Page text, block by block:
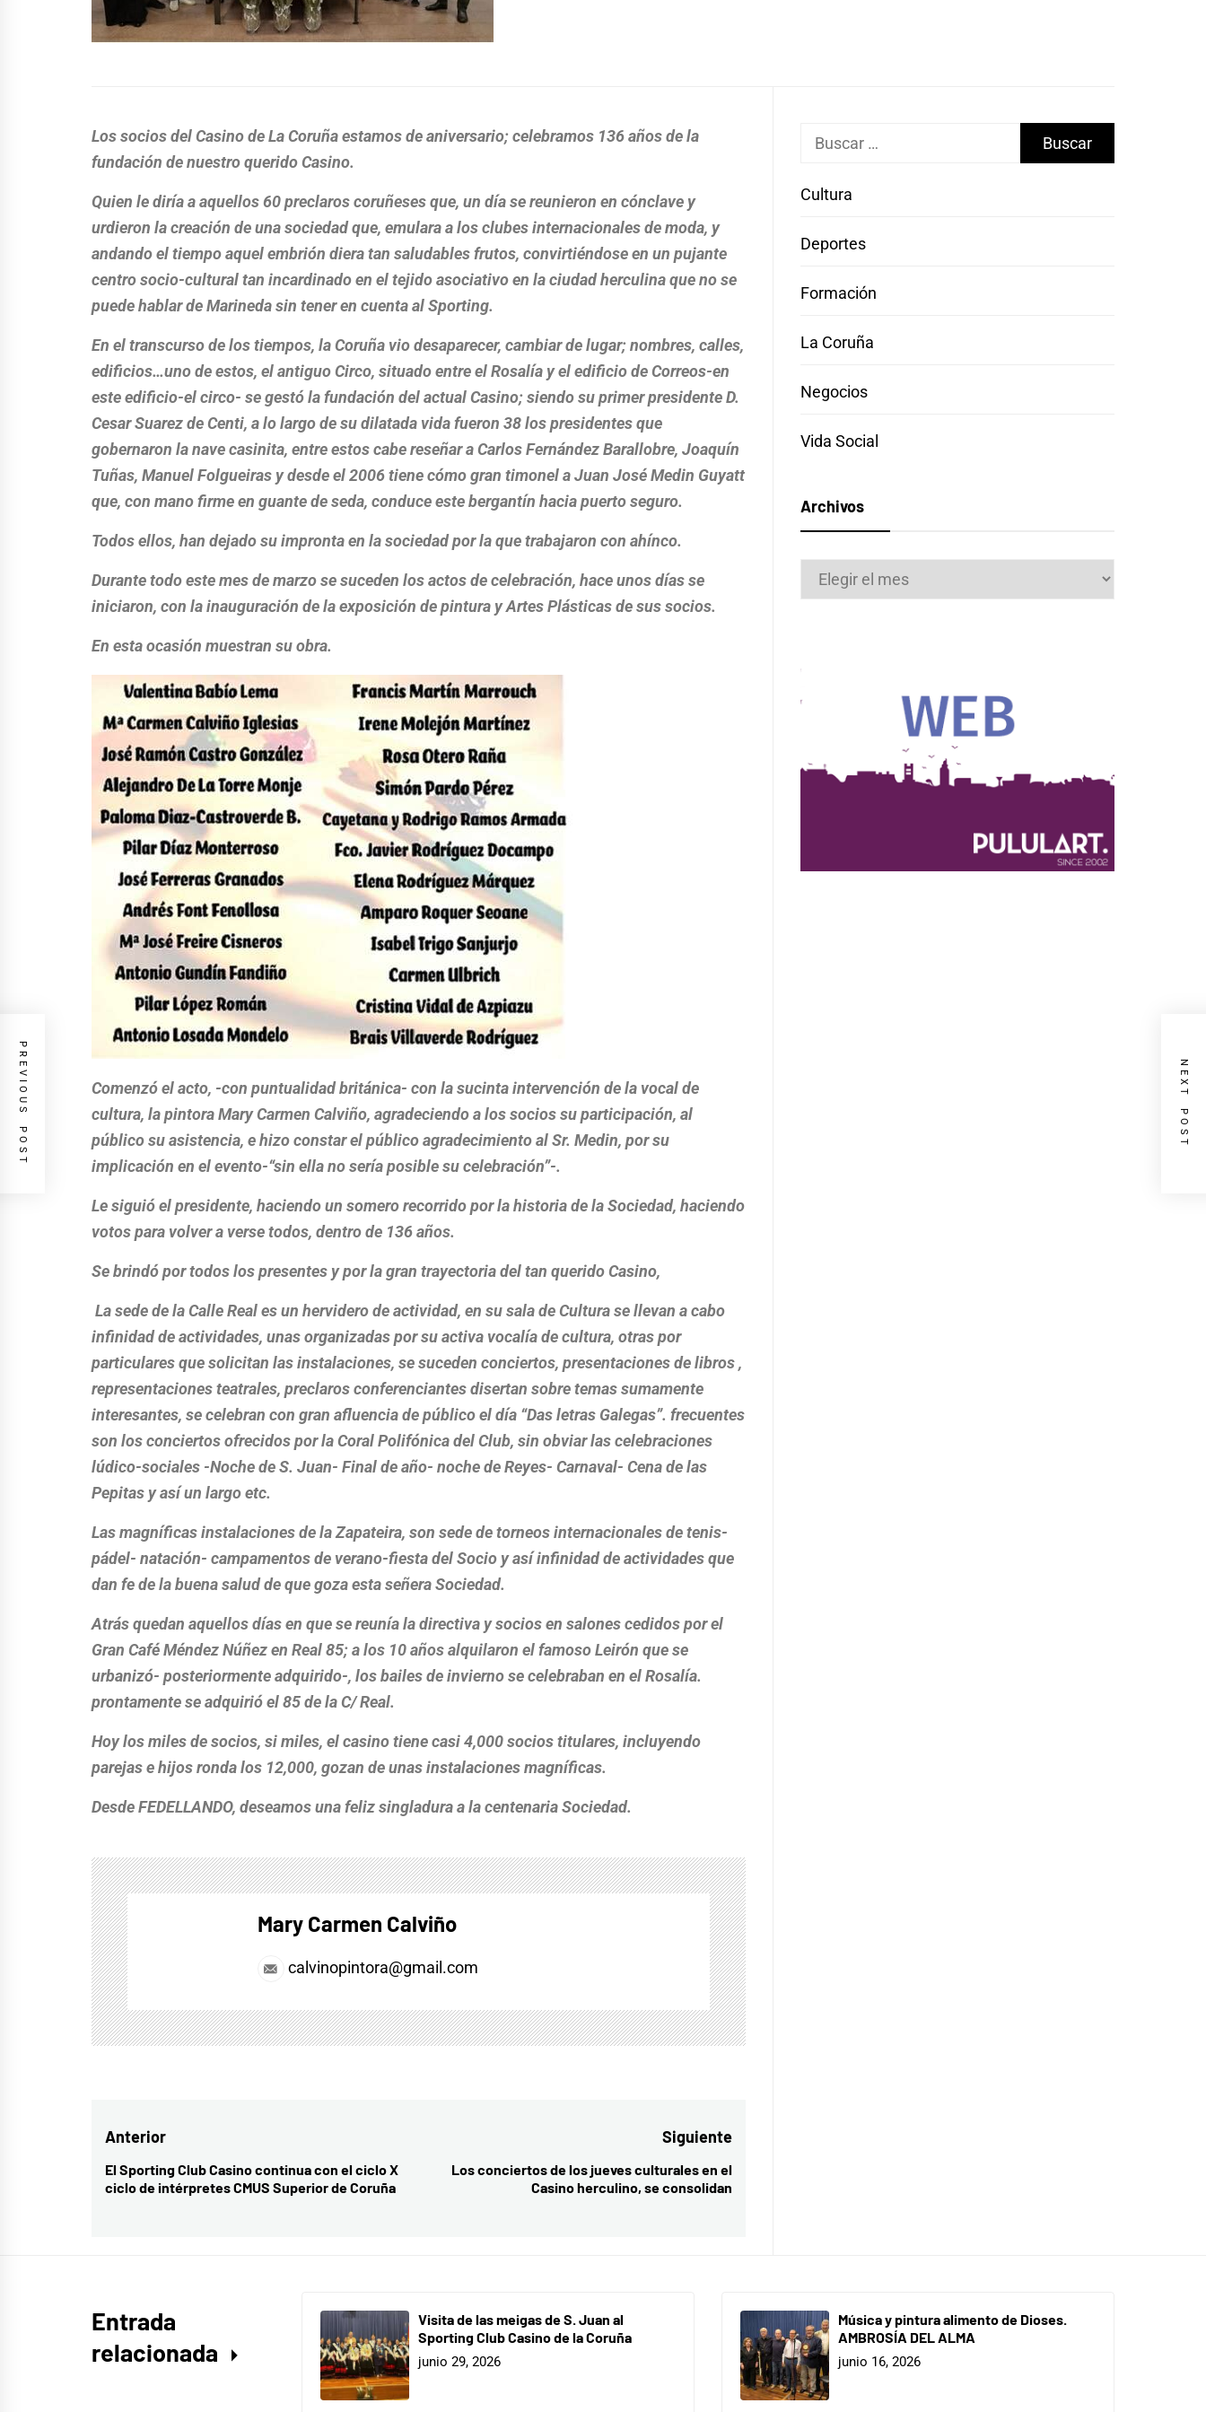
Los socios del Casino de La Coruña estamos de aniversario; celebramos 136 años de la
fundación de nuestro querido Casino.
Quien le diría a aquellos 60 preclaros coruñeses que, un día se reunieron en cónclave y
urdieron la creación de una sociedad que, emulara a los clubes internacionales de moda, y
andando el tiempo aquel embrión diera tan saludables frutos, convirtiéndose en un pujante
centro socio-cultural tan incardinado en el tejido asociativo en la ciudad herculina que no se
puede hablar de Marineda sin tener en cuenta al Sporting.
En el transcurso de los tiempos, la Coruña vio desaparecer, cambiar de lugar; nombres, calles,
edificios…uno de estos, el antiguo Circo, situado entre el Rosalía y el edificio de Correos-en
este edificio-el circo- se gestó la fundación del actual Casino; siendo su primer presidente D.
Cesar Suarez de Centi, a lo largo de su dilatada vida fueron 38 los presidentes que
gobernaron la nave casinita, entre estos cabe reseñar a Carlos Fernández Barallobre, Joaquín
Tuñas, Manuel Folgueiras y desde el 2006 tiene cómo gran timonel a Juan José Medin Guyatt
que, con mano firme en guante de seda, conduce este bergantín hacia puerto seguro.
Todos ellos, han dejado su impronta en la sociedad por la que trabajaron con ahínco.
Durante todo este mes de marzo se suceden los actos de celebración, hace unos días se
iniciaron, con la inauguración de la exposición de pintura y Artes Plásticas de sus socios.
En esta ocasión muestran su obra.
Comenzó el acto, -con puntualidad británica- con la sucinta intervención de la vocal de
cultura, la pintora Mary Carmen Calviño, agradeciendo a los socios su participación, al
público su asistencia, e hizo constar el público agradecimiento al Sr. Medin, por su
implicación en el evento-“sin ella no sería posible su celebración”-.
Le siguió el presidente, haciendo un somero recorrido por la historia de la Sociedad, haciendo
votos para volver a verse todos, dentro de 136 años.
Se brindó por todos los presentes y por la gran trayectoria del tan querido Casino,
La sede de la Calle Real es un hervidero de actividad, en su sala de Cultura se llevan a cabo
infinidad de actividades, unas organizadas por su activa vocalía de cultura, otras por
particulares que solicitan las instalaciones, se suceden conciertos, presentaciones de libros ,
representaciones teatrales, preclaros conferenciantes disertan sobre temas sumamente
interesantes, se celebran con gran afluencia de público el día “Das letras Galegas”. frecuentes
son los conciertos ofrecidos por la Coral Polifónica del Club, sin obviar las celebraciones
lúdico-sociales -Noche de S. Juan- Final de año- noche de Reyes- Carnaval- Cena de las
Pepitas y así un largo etc.
Las magníficas instalaciones de la Zapateira, son sede de torneos internacionales de tenis-
pádel- natación- campamentos de verano-fiesta del Socio y así infinidad de actividades que
dan fe de la buena salud de que goza esta señera Sociedad.
Atrás quedan aquellos días en que se reunía la directiva y socios en salones cedidos por el
Gran Café Méndez Núñez en Real 85; a los 10 años alquilaron el famoso Leirón que se
urbanizó- posteriormente adquirido-, los bailes de invierno se celebraban en el Rosalía.
prontamente se adquirió el 85 de la C/ Real.
Hoy los miles de socios, si miles, el casino tiene casi 4,000 socios titulares, incluyendo
parejas e hijos ronda los 12,000, gozan de unas instalaciones magníficas.
Desde FEDELLANDO, deseamos una feliz singladura a la centenaria Sociedad.
Mary Carmen Calviño
calvinopintora@gmail.com
Navegación
de
entradas
Anterior
Entrada
anterior:
El Sporting Club Casino continua con el ciclo X
ciclo de intérpretes CMUS Superior de Coruña
Siguiente
Entrada
siguiente:
Los conciertos de los jueves culturales en el
Casino herculino, se consolidan
PREVIOUS POST NEXT POST
Buscar:
Cultura
Deportes
Formación
La Coruña
Negocios
Vida Social
Archivos
Archivos
Entrada
relacionada
Visita de las meigas de S. Juan al
Sporting Club Casino de la Coruña
junio 29, 2026
Música y pintura alimento de Dioses.
AMBROSÍA DEL ALMA
junio 16, 2026